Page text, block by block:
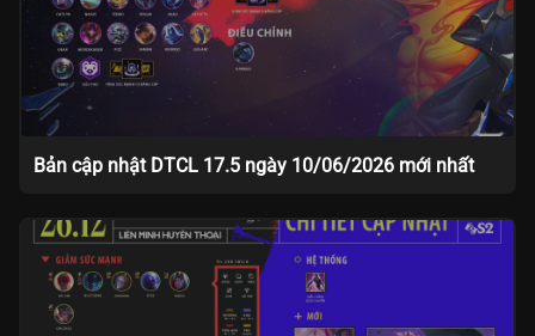
Bản cập nhật DTCL 17.5 ngày 10/06/2026 mới nhất